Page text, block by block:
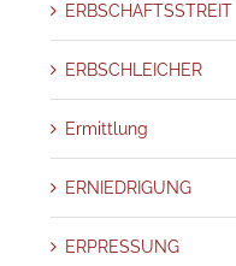
ERBSCHAFTSSTREIT
ERBSCHLEICHER
Ermittlung
ERNIEDRIGUNG
ERPRESSUNG